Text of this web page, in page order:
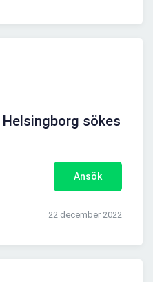
sökes
Ansök
22 december 2022